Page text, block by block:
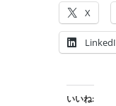
X
いいね: